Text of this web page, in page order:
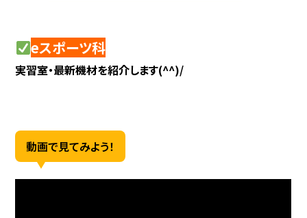
eスポーツ科
実習室・最新機材を紹介します(^^)/
動画で見てみよう！